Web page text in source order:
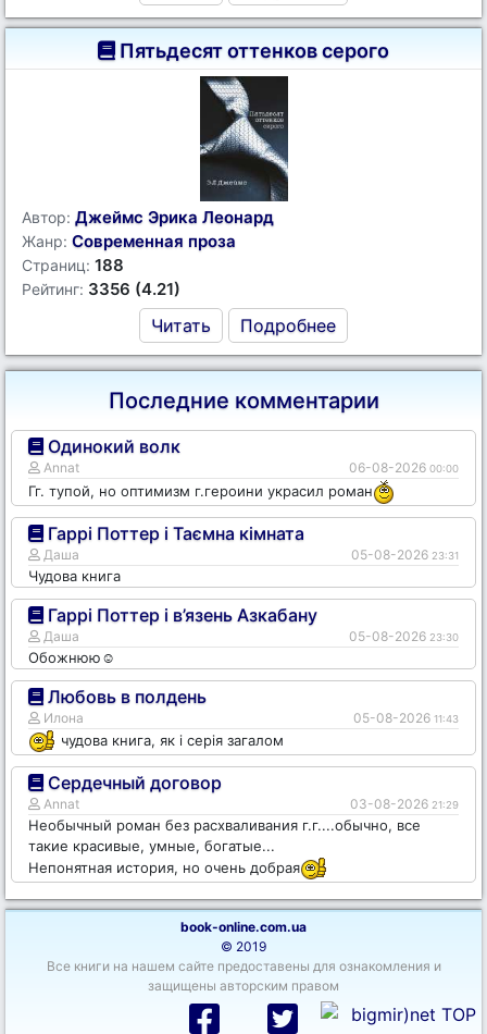
Пятьдесят оттенков серого
Автор: Джеймс Эрика Леонард
Жанр: Современная проза
Страниц: 188
Рейтинг: 3356 (4.21)
Читать Подробнее
Последние комментарии
Одинокий волк
Annat 06-08-2026 00:00
Гг. тупой, но оптимизм г.героини украсил роман
Гаррі Поттер і Таємна кімната
Даша 05-08-2026 23:31
Чудова книга
Гаррі Поттер і в’язень Азкабану
Даша 05-08-2026 23:30
Обожнюю☺️
Любовь в полдень
Илона 05-08-2026 11:43
чудова книга, як і серія загалом
Сердечный договор
Annat 03-08-2026 21:29
Необычный роман без расхваливания г.г....обычно, все
такие красивые, умные, богатые...
Непонятная история, но очень добрая
book-online.com.ua
© 2019
Все книги на нашем сайте предоставены для ознакомления и
защищены авторским правом